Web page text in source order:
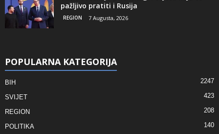
pažljivo pratiti i Rusija
REGION 7 Augusta, 2026
POPULARNA KATEGORIJA
BIH 2247
SVIJET 423
REGION 208
POLITIKA 140